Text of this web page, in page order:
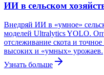
ИИ в сельском
Внедряй ИИ в «умное»
моделей Ultralytics YOLO.
отслеживание скота и
высоких и «умных» урожаев.
Узнать больше